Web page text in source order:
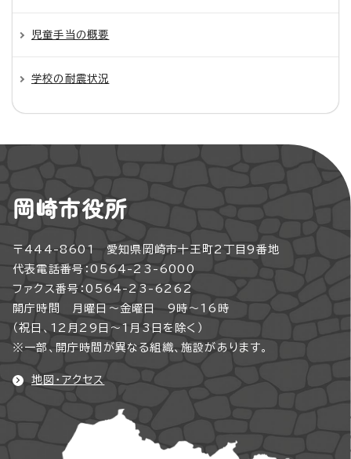
児童手当の概要
学校の耐震状況
岡崎市役所
〒444-8601 愛知県岡崎市十王町2丁目9番地
代表電話番号：0564-23-6000
ファクス番号：0564-23-6262
開庁時間 月曜日～金曜日 9時～16時
（祝日、12月29日～1月3日を除く）
※一部、開庁時間が異なる組織、施設があります。
地図・アクセス